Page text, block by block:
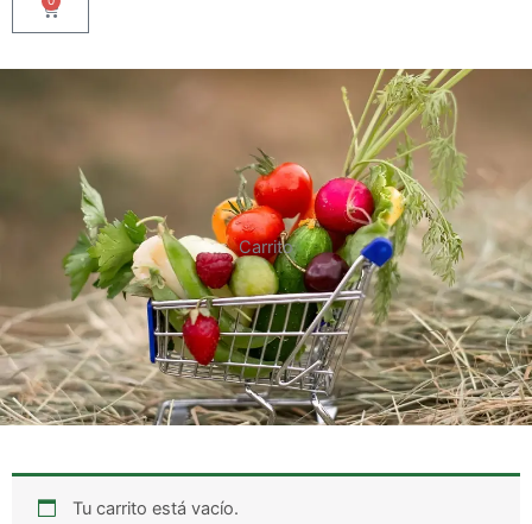
Carrito
Carrito
Tu carrito está vacío.